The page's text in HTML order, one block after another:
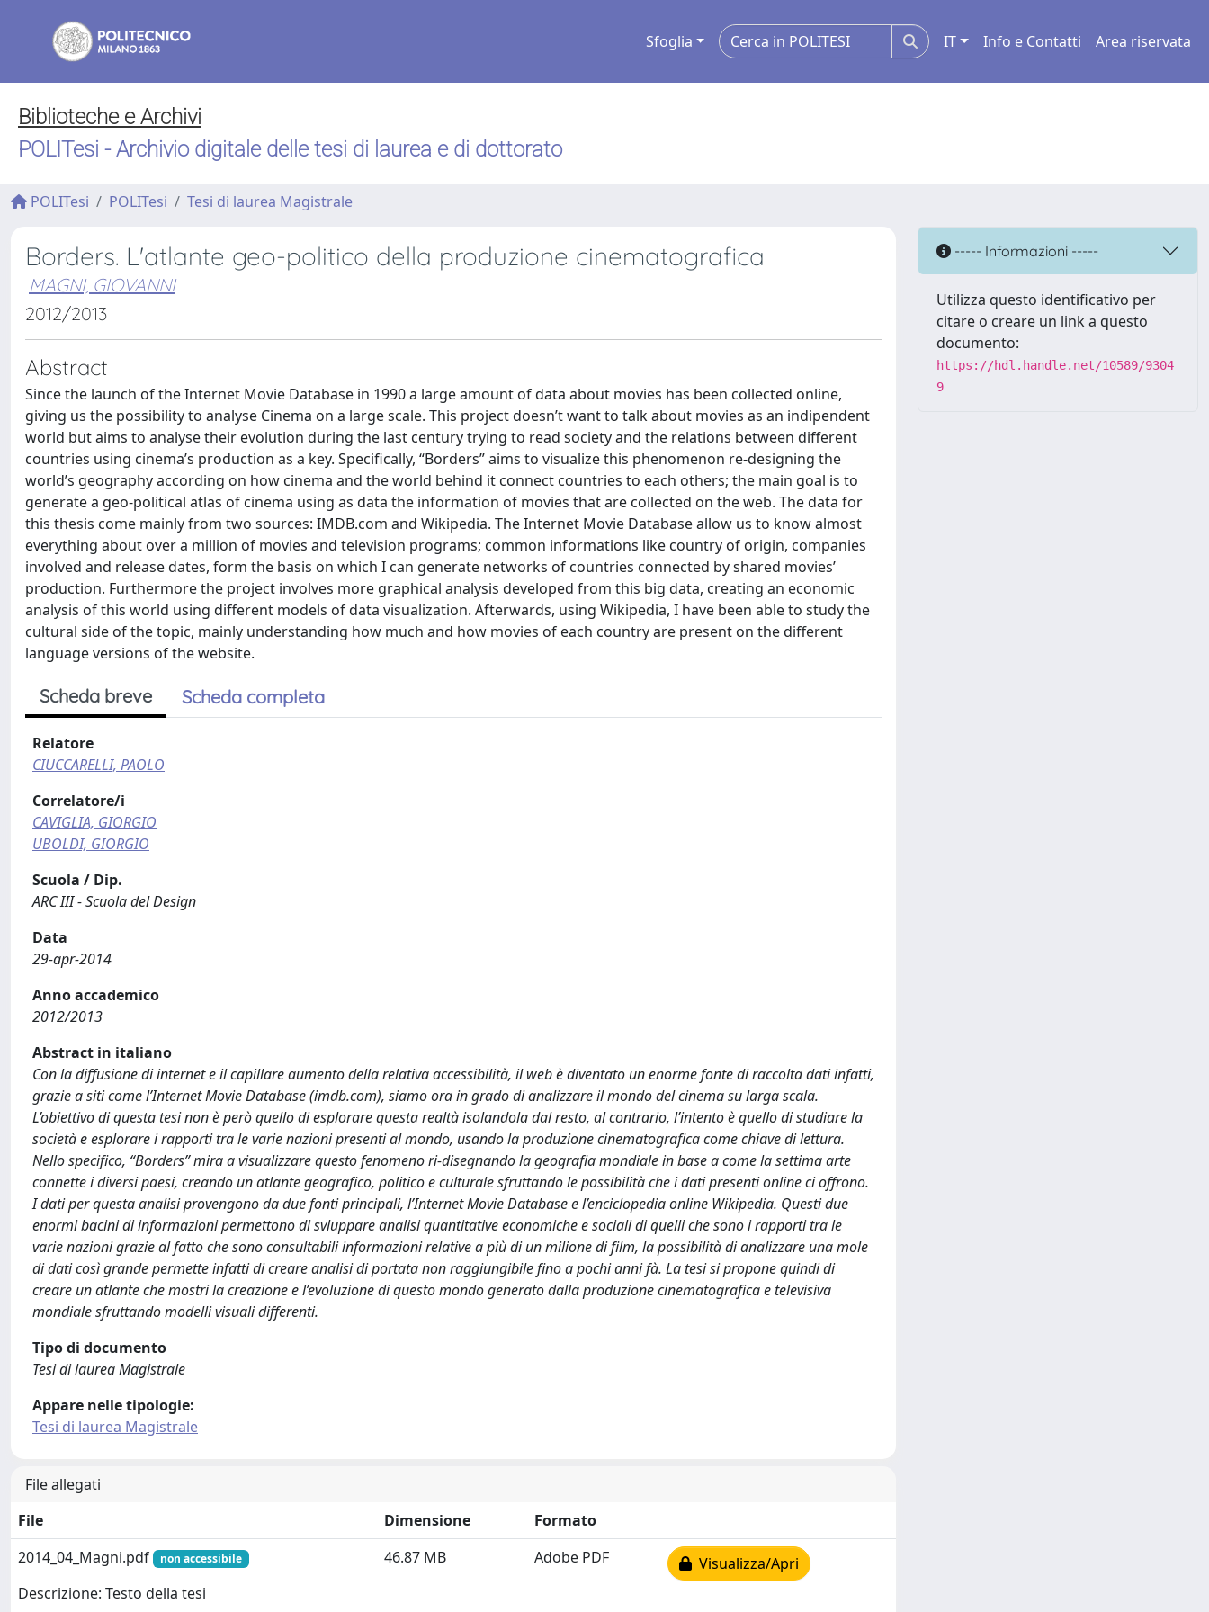
Sfoglia IT Info e Contatti Area riservata
Biblioteche e Archivi
POLITesi - Archivio digitale delle tesi di laurea e di dottorato
POLITesi POLITesi Tesi di laurea Magistrale
Borders. L'atlante geo-politico della produzione cinematografica
MAGNI, GIOVANNI
2012/2013
Abstract
Since the launch of the Internet Movie Database in 1990 a large amount of data about movies has been collected online,
giving us the possibility to analyse Cinema on a large scale. This project doesn’t want to talk about movies as an indipendent
world but aims to analyse their evolution during the last century trying to read society and the relations between different
countries using cinema’s production as a key. Specifically, “Borders” aims to visualize this phenomenon re-designing the
world’s geography according on how cinema and the world behind it connect countries to each others; the main goal is to
generate a geo-political atlas of cinema using as data the information of movies that are collected on the web. The data for
this thesis come mainly from two sources: IMDB.com and Wikipedia. The Internet Movie Database allow us to know almost
everything about over a million of movies and television programs; common informations like country of origin, companies
involved and release dates, form the basis on which I can generate networks of countries connected by shared movies’
production. Furthermore the project involves more graphical analysis developed from this big data, creating an economic
analysis of this world using different models of data visualization. Afterwards, using Wikipedia, I have been able to study the
cultural side of the topic, mainly understanding how much and how movies of each country are present on the different
language versions of the website.
Scheda breve Scheda completa
Relatore
CIUCCARELLI, PAOLO
Correlatore/i
CAVIGLIA, GIORGIO
UBOLDI, GIORGIO
Scuola / Dip.
ARC III - Scuola del Design
Data
29-apr-2014
Anno accademico
2012/2013
Abstract in italiano
Con la diffusione di internet e il capillare aumento della relativa accessibilità, il web è diventato un enorme fonte di raccolta dati infatti,
grazie a siti come l’Internet Movie Database (imdb.com), siamo ora in grado di analizzare il mondo del cinema su larga scala.
L’obiettivo di questa tesi non è però quello di esplorare questa realtà isolandola dal resto, al contrario, l’intento è quello di studiare la
società e esplorare i rapporti tra le varie nazioni presenti al mondo, usando la produzione cinematografica come chiave di lettura.
Nello specifico, “Borders” mira a visualizzare questo fenomeno ri-disegnando la geografia mondiale in base a come la settima arte
connette i diversi paesi, creando un atlante geografico, politico e culturale sfruttando le possibilità che i dati presenti online ci offrono.
I dati per questa analisi provengono da due fonti principali, l’Internet Movie Database e l’enciclopedia online Wikipedia. Questi due
enormi bacini di informazioni permettono di svluppare analisi quantitative economiche e sociali di quelli che sono i rapporti tra le
varie nazioni grazie al fatto che sono consultabili informazioni relative a più di un milione di film, la possibilità di analizzare una mole
di dati così grande permette infatti di creare analisi di portata non raggiungibile fino a pochi anni fà. La tesi si propone quindi di
creare un atlante che mostri la creazione e l’evoluzione di questo mondo generato dalla produzione cinematografica e televisiva
mondiale sfruttando modelli visuali differenti.
Tipo di documento
Tesi di laurea Magistrale
Appare nelle tipologie:
Tesi di laurea Magistrale
File allegati
File
Dimensione
Formato
2014_04_Magni.pdf
non accessibile
Descrizione: Testo della tesi
46.87 MB Adobe PDF Visualizza/Apri
----- Informazioni -----
Utilizza questo identificativo per
citare o creare un link a questo
documento:
https://hdl.handle.net/10589/9304
9